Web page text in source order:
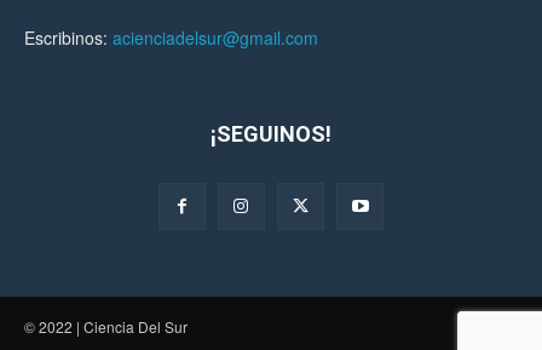
Escribinos: acienciadelsur@gmail.com
¡SEGUINOS!
© 2022 | Ciencia Del Sur